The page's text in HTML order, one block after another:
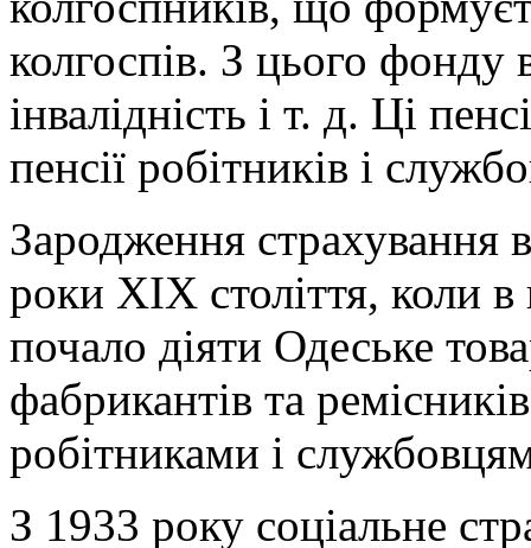
колгоспів. З цього фонду
інвалідність і т. д. Ці
пенсії робітників і
Зародження страхування
роки ХІХ століття, коли в
почало діяти Одеське
фабрикантів та
робітниками і
З 1933 року соціальне